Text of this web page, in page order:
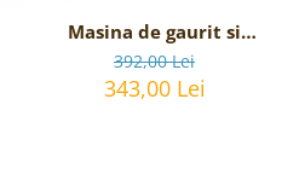
Masina de gaurit si
insurubat cu acumulator
TOTAL - 20V, 2Ah,
392,00 Lei
343,00 Lei